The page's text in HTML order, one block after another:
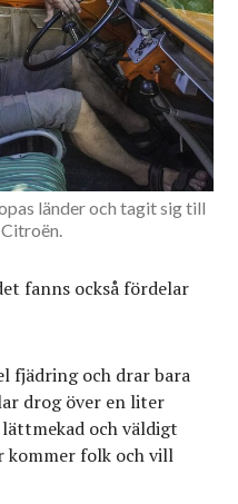
länder och tagit sig till
fanns också fördelar
fjädring och drar bara
drog över en liter
och väldigt
kommer folk och vill